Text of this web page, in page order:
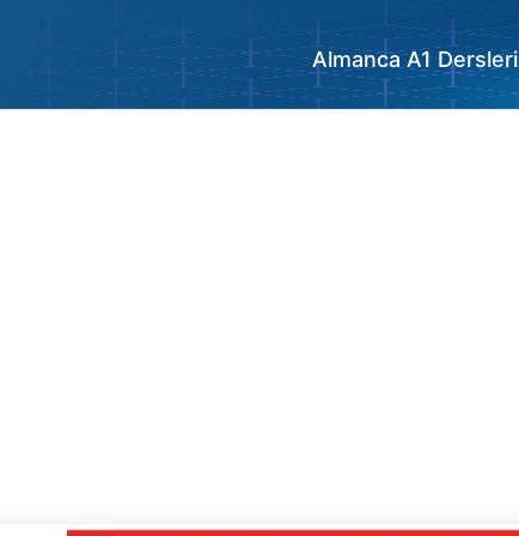
Almanca A1 Dersleri